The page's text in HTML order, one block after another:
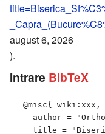
august 6, 2026
).
Intrare BibTeX